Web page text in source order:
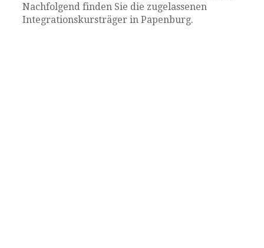
Nachfolgend finden Sie die zugelassenen
Integrationskursträger in Papenburg.